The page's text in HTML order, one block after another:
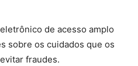
de acesso amplo
sobre os cuidados que os
fraudes.